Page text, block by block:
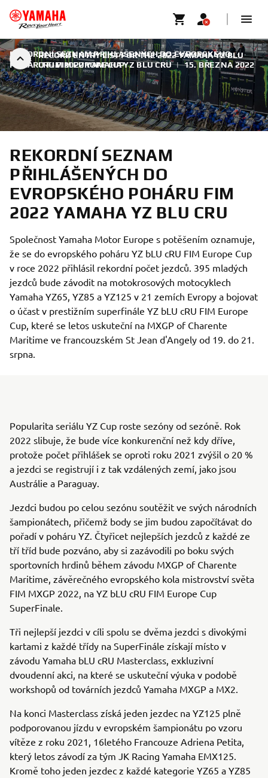
RECORD ENTRY LIST FOR THE 2022 YAMAHA YZ BLU
CRU FIM EUROPE CUP
REKORDNÍ SEZNAM PŘIHLÁŠENÝCH DO EVROPSKÉHO
POHÁRU FIM 2022 YAMAHA YZ BLU CRU | 15. BŘEZNA 2022
REKORDNÍ SEZNAM
PŘIHLÁŠENÝCH DO
EVROPSKÉHO POHÁRU FIM
2022 YAMAHA YZ BLU CRU
Společnost Yamaha Motor Europe s potěšením oznamuje,
že se do evropského poháru YZ bLU cRU FIM Europe Cup
v roce 2022 přihlásil rekordní počet jezdců. 395 mladých
jezdců bude závodit na motokrosových motocyklech
Yamaha YZ65, YZ85 a YZ125 v 21 zemích Evropy a bojovat
o účast v prestižním superfinále YZ bLU cRU FIM Europe
Cup, které se letos uskuteční na MXGP of Charente
Maritime ve francouzském St Jean d'Angely od 19. do 21.
srpna.
Popularita seriálu YZ Cup roste sezóny od sezóně. Rok
2022 slibuje, že bude více konkurenční než kdy dříve,
protože počet přihlášek se oproti roku 2021 zvýšil o 20 %
a jezdci se registrují i z tak vzdálených zemí, jako jsou
Austrálie a Paraguay.
Jezdci budou po celou sezónu soutěžit ve svých národních
šampionátech, přičemž body se jim budou započítávat do
pořadí v poháru YZ. Čtyřicet nejlepších jezdců z každé ze
tří tříd bude pozváno, aby si zazávodili po boku svých
sportovních hrdinů během závodu MXGP of Charente
Maritime, závěrečného evropského kola mistrovství světa
FIM MXGP 2022, na YZ bLU cRU FIM Europe Cup
SuperFinale.
Tři nejlepší jezdci v cíli spolu se dvěma jezdci s divokými
kartami z každé třídy na SuperFinále získají místo v
závodu Yamaha bLU cRU Masterclass, exkluzivní
dvoudenní akci, na které se uskuteční výuka v podobě
workshopů od továrních jezdců Yamaha MXGP a MX2.
Na konci Masterclass získá jeden jezdec na YZ125 plně
podporovanou jízdu v evropském šampionátu po vzoru
vítěze z roku 2021, 16letého Francouze Adriena Petita,
který letos závodí za tým JK Racing Yamaha EMX125.
Kromě toho jeden jezdec z každé kategorie YZ65 a YZ85